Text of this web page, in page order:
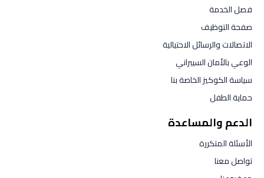
فصل الخدمة
صفحة التوظيف
الاتصالات والرسائل الاحتيالية
الوعي بالأمان السيبراني
سياسة الكوكيز الخاصة بنا
حماية الطفل
الدعم والمساعدة
الأسئلة المتكررة
تواصل معنا